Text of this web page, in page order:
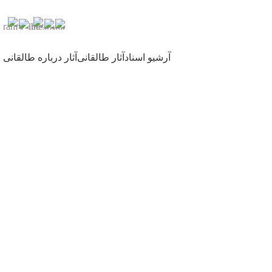
آرشیو اسناد آثار طالقانی آثار درباره طالقانی